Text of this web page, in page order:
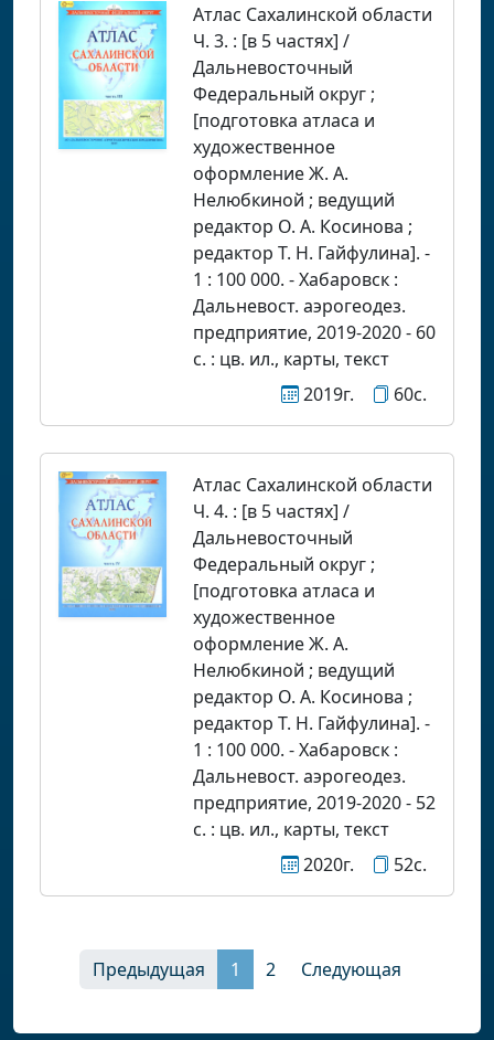
Атлас Сахалинской области
Ч. 3. : [в 5 частях] /
Дальневосточный
Федеральный округ ;
[подготовка атласа и
художественное
оформление Ж. А.
Нелюбкиной ; ведущий
редактор О. А. Косинова ;
редактор Т. Н. Гайфулина]. -
1 : 100 000. - Хабаровск :
Дальневост. аэрогеодез.
предприятие, 2019-2020 - 60
с. : цв. ил., карты, текст
2019г.
60с.
Атлас Сахалинской области
Ч. 4. : [в 5 частях] /
Дальневосточный
Федеральный округ ;
[подготовка атласа и
художественное
оформление Ж. А.
Нелюбкиной ; ведущий
редактор О. А. Косинова ;
редактор Т. Н. Гайфулина]. -
1 : 100 000. - Хабаровск :
Дальневост. аэрогеодез.
предприятие, 2019-2020 - 52
с. : цв. ил., карты, текст
2020г.
52с.
Предыдущая 1 2 Следующая